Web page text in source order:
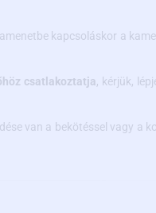
kapcsoláskor a
csatlakoztatja, kérjük,
van a bekötéssel vagy a